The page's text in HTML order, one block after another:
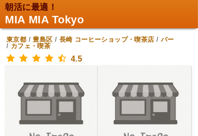
朝活に最適！
MIA MIA Tokyo
東京都 /豊島区 / 長崎 コーヒーショップ・喫茶店 / バー
/ カフェ・喫茶
4.5